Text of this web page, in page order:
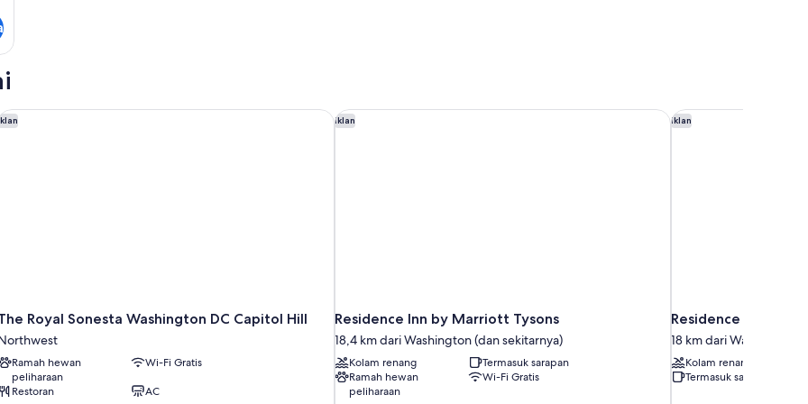
Royal Sonesta Washington DC Capitol Hill
Ramah hewan
peliharaan
Wi-Fi Gratis
Restoran
AC
Royal Sonesta Washington DC Capitol Hill Iklan
Residence Inn by Marriott Tysons
18,4 km dari Washington (dan sekitarnya)
Kolam renang
Termasuk sarapan
Ramah hewan
peliharaan
Wi-Fi Gratis
Residence Inn by Marriott Tysons Iklan
Residence Inn By
18 km dari Washington
Kolam renang
Termasuk sarapan
Residence Inn By